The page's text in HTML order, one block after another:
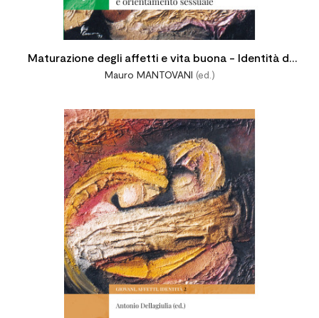
Maturazione degli affetti e vita buona - Identità di
genere e orientamento sessuale
Mauro MANTOVANI (ed.)